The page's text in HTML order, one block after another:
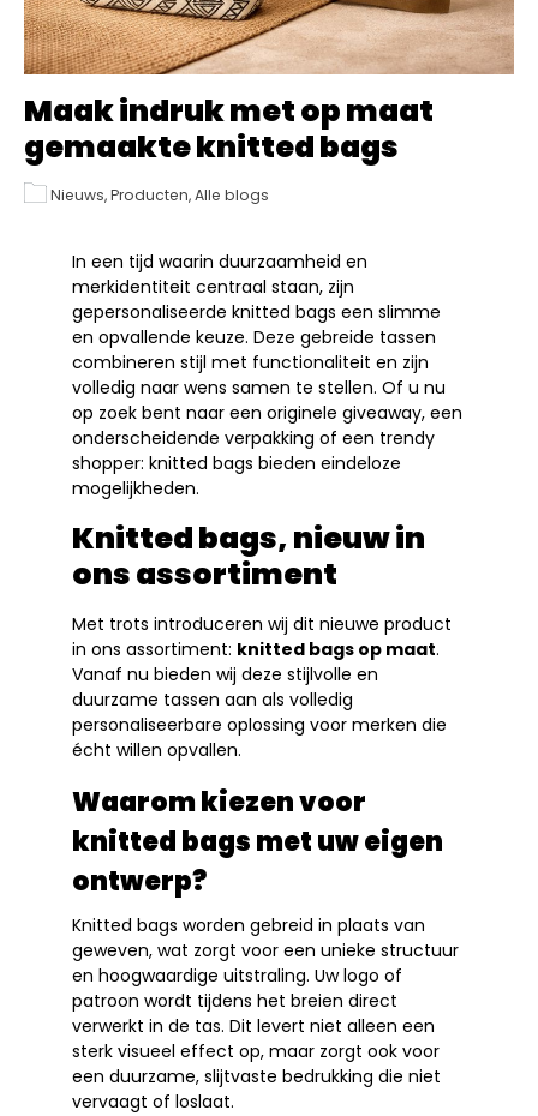
Maak indruk met op maat
gemaakte knitted bags
Nieuws, Producten, Alle blogs
In een tijd waarin duurzaamheid en
merkidentiteit centraal staan, zijn
gepersonaliseerde knitted bags een slimme
en opvallende keuze. Deze gebreide tassen
combineren stijl met functionaliteit en zijn
volledig naar wens samen te stellen. Of u nu
op zoek bent naar een originele giveaway, een
onderscheidende verpakking of een trendy
shopper: knitted bags bieden eindeloze
mogelijkheden.
Knitted bags, nieuw in
ons assortiment
Met trots introduceren wij dit nieuwe product
in ons assortiment: knitted bags op maat.
Vanaf nu bieden wij deze stijlvolle en
duurzame tassen aan als volledig
personaliseerbare oplossing voor merken die
écht willen opvallen.
Waarom kiezen voor
knitted bags met uw eigen
ontwerp?
Knitted bags worden gebreid in plaats van
geweven, wat zorgt voor een unieke structuur
en hoogwaardige uitstraling. Uw logo of
patroon wordt tijdens het breien direct
verwerkt in de tas. Dit levert niet alleen een
sterk visueel effect op, maar zorgt ook voor
een duurzame, slijtvaste bedrukking die niet
vervaagt of loslaat.